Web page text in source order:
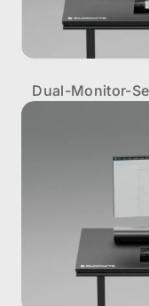
Dual-Monitor-